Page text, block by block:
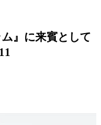
』に来賓として